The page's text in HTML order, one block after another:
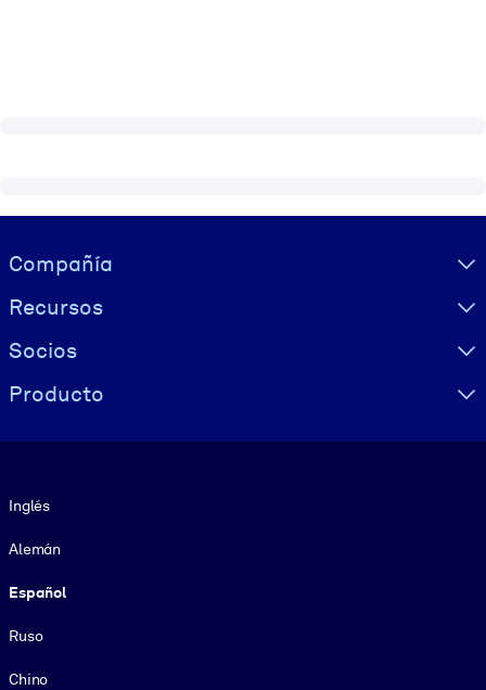
Visually hidden Text
Compañía
Recursos
Socios
Producto
Inglés
Alemán
Español
Ruso
Chino